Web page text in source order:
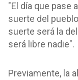
"El día que pase
suerte del
suerte será la
será libre nadie".
Previamente, la